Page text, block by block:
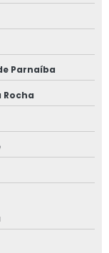
Parnaíba
Rocha